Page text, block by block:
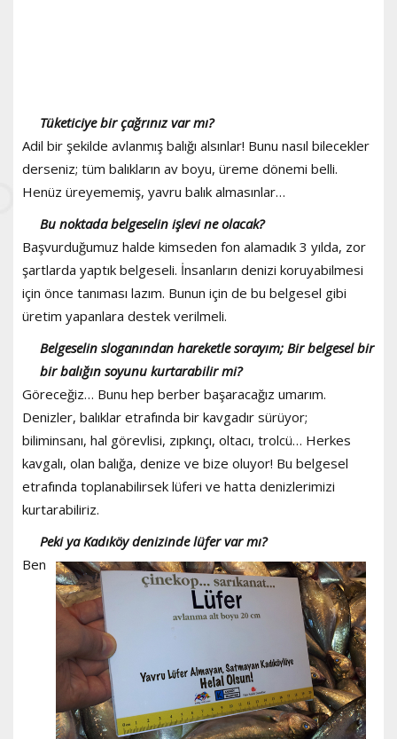
Tüketiciye bir çağrınız var mı?
Adil bir şekilde avlanmış balığı alsınlar! Bunu nasıl bilecekler
derseniz; tüm balıkların av boyu, üreme dönemi belli.
Henüz üreyememiş, yavru balık almasınlar…
Bu noktada belgeselin işlevi ne olacak?
Başvurduğumuz halde kimseden fon alamadık 3 yılda, zor
şartlarda yaptık belgeseli. İnsanların denizi koruyabilmesi
için önce tanıması lazım. Bunun için de bu belgesel gibi
üretim yapanlara destek verilmeli.
Belgeselin sloganından hareketle sorayım; Bir belgesel bir
bir balığın soyunu kurtarabilir mi?
Göreceğiz… Bunu hep berber başaracağız umarım.
Denizler, balıklar etrafında bir kavgadır sürüyor;
biliminsanı, hal görevlisi, zıpkınçı, oltacı, trolcü… Herkes
kavgalı, olan balığa, denize ve bize oluyor! Bu belgesel
etrafında toplanabilirsek lüferi ve hatta denizlerimizi
kurtarabiliriz.
Peki ya Kadıköy denizinde lüfer var mı?
Ben